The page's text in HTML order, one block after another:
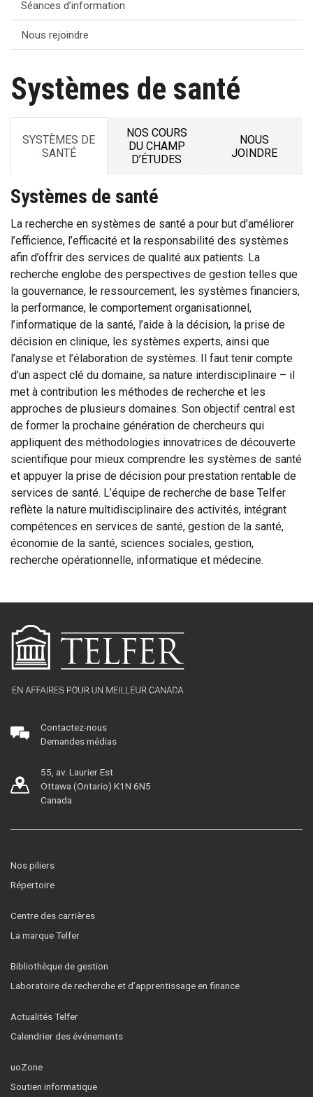
Séances d’information
Nous rejoindre
Systèmes de santé
SYSTÈMES DE
SANTÉ
NOS COURS
DU CHAMP
D’ÉTUDES
NOUS
JOINDRE
Systèmes de santé
La recherche en systèmes de santé a pour but d’améliorer
l’efficience, l’efficacité et la responsabilité des systèmes
afin d’offrir des services de qualité aux patients. La
recherche englobe des perspectives de gestion telles que
la gouvernance, le ressourcement, les systèmes financiers,
la performance, le comportement organisationnel,
l’informatique de la santé, l’aide à la décision, la prise de
décision en clinique, les systèmes experts, ainsi que
l’analyse et l’élaboration de systèmes. Il faut tenir compte
d’un aspect clé du domaine, sa nature interdisciplinaire – il
met à contribution les méthodes de recherche et les
approches de plusieurs domaines. Son objectif central est
de former la prochaine génération de chercheurs qui
appliquent des méthodologies innovatrices de découverte
scientifique pour mieux comprendre les systèmes de santé
et appuyer la prise de décision pour prestation rentable de
services de santé. L’équipe de recherche de base Telfer
reflète la nature multidisciplinaire des activités, intégrant
compétences en services de santé, gestion de la santé,
économie de la santé, sciences sociales, gestion,
recherche opérationnelle, informatique et médecine.
Contactez-nous
Demandes médias
55, av. Laurier Est
Ottawa (Ontario) K1N 6N5
Canada
Nos piliers
Répertoire
Centre des carrières
La marque Telfer
Bibliothèque de gestion
Laboratoire de recherche et d’apprentissage en finance
Actualités Telfer
Calendrier des événements
uoZone
Soutien informatique